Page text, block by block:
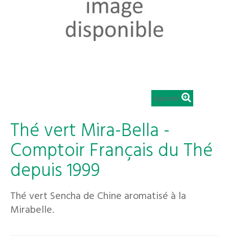
Agrandir
Thé vert Mira-Bella -
Comptoir Français du Thé
depuis 1999
Thé vert Sencha de Chine aromatisé à la
Mirabelle.